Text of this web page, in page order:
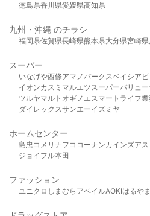
徳島県香川県愛媛県高知県
九州・沖縄 のチラシ
福岡県佐賀県長崎県熊本県大分県宮崎県
スーパー
いなげや西條アマノパークスベイシア
イオンカスミ マルエツスーパーバリュー
ツルヤマルト オギノ エスマート ライフ
ダイレックスサンエーイズミヤ
ホームセンター
島忠 コメリ ナフコ コーナンカインズア
ジョイフル本田
ファッション
ユニクロ しまむら アベイルAOKIはるやま